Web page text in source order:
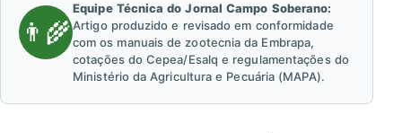
👨‍🌾
Equipe Técnica do Jornal Campo Soberano:
Artigo produzido e revisado em conformidade
com os manuais de zootecnia da Embrapa,
cotações do Cepea/Esalq e regulamentações do
Ministério da Agricultura e Pecuária (MAPA).